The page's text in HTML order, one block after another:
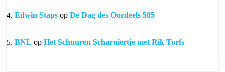
Edwin Staps op De Dag des Oordeels 585
BNL op Het Schuuren Scharniertje met Rik Torfs